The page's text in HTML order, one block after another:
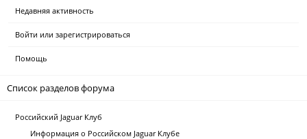
Недавняя активность
Войти или зарегистрироваться
Помощь
Список разделов форума
Российский Jaguar Клуб
Информация о Российском Jaguar Клубе